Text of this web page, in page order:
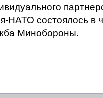
НАТО состоялось в
Минобороны.